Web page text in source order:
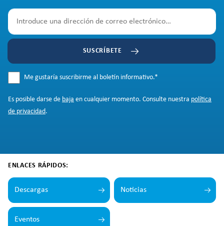
SUSCRÍBETE
Me gustaría suscribirme al boletín informativo.*
Es posible darse de baja en cualquier momento. Consulte nuestra política
de privacidad.
ENLACES RÁPIDOS:
Descargas Noticias
Eventos